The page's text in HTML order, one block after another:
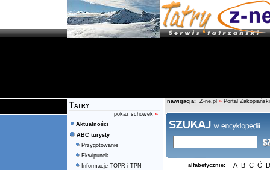
Tatry
pokaż schowek »
Aktualności
ABC turysty
Przygotowanie
Ekwipunek
Informacje TOPR i TPN
nawigacja: Z-ne.pl » Portal Zakopiański
alfabetycznie: A B C Ć D